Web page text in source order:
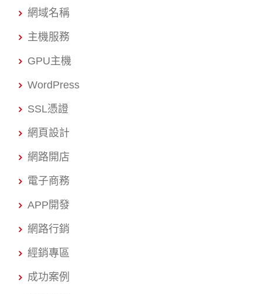
網域名稱
主機服務
GPU主機
WordPress
SSL憑證
網頁設計
網路開店
電子商務
APP開發
網路行銷
經銷專區
成功案例